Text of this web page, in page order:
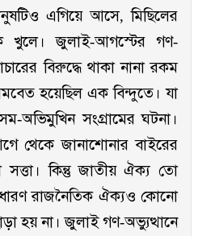
এগিয়ে আসে, মিছিলের
খুলে। জুলাই-আগস্টের গণ-
বিরুদ্ধে থাকা নানা রকম
হয়েছিল এক বিন্দুতে। যা
অভিমুখিন সংগ্রামের ঘটনা।
থেকে জানাশোনার বাইরের
সত্তা। কিন্তু জাতীয় ঐক্য তো
রাজনৈতিক ঐক্যও কোনো
ছাড়া হয় না। জুলাই গণ-অভ্যুত্থানে